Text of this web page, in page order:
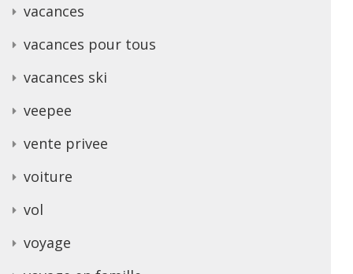
vacances
vacances pour tous
vacances ski
veepee
vente privee
voiture
vol
voyage